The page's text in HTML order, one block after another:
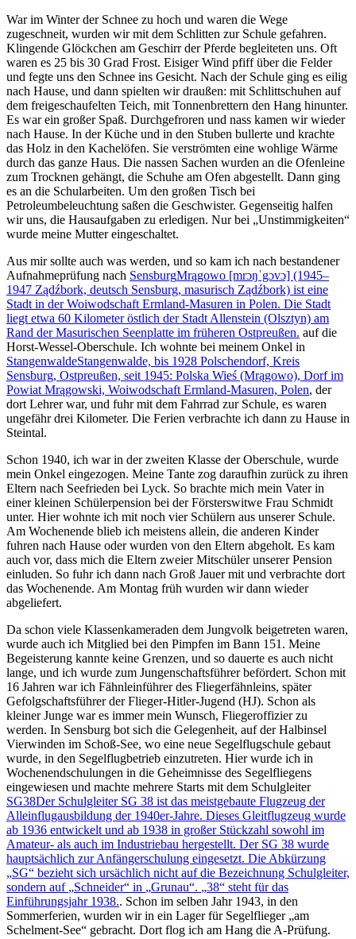
War im Winter der Schnee zu hoch und waren die Wege
zugeschneit, wurden wir mit dem Schlitten zur Schule gefahren.
Klingende Glöckchen am Geschirr der Pferde begleiteten uns. Oft
waren es 25 bis 30 Grad Frost. Eisiger Wind pfiff über die Felder
und fegte uns den Schnee ins Gesicht. Nach der Schule ging es eilig
nach Hause, und dann spielten wir draußen: mit Schlittschuhen auf
dem freigeschaufelten Teich, mit Tonnenbrettern den Hang hinunter.
Es war ein großer Spaß. Durchgefroren und nass kamen wir wieder
nach Hause. In der Küche und in den Stuben bullerte und krachte
das Holz in den Kachelöfen. Sie verströmten eine wohlige Wärme
durch das ganze Haus. Die nassen Sachen wurden an die Ofenleine
zum Trocknen gehängt, die Schuhe am Ofen abgestellt. Dann ging
es an die Schularbeiten. Um den großen Tisch bei
Petroleumbeleuchtung saßen die Geschwister. Gegenseitig halfen
wir uns, die Hausaufgaben zu erledigen. Nur bei
Unstimmigkeiten
wurde meine Mutter eingeschaltet.
Aus mir sollte auch was werden, und so kam ich nach bestandener
Aufnahmeprüfung nach SensburgMrągowo [mrɔŋˈgɔvɔ] (1945–
1947 Ządźbork, deutsch Sensburg, masurisch Ządźbork) ist eine
Stadt in der Woiwodschaft Ermland-Masuren in Polen. Die Stadt
liegt etwa 60 Kilometer östlich der Stadt Allenstein (Olsztyn) am
Rand der Masurischen Seenplatte im früheren Ostpreußen. auf die
Horst-Wessel-Oberschule. Ich wohnte bei meinem Onkel in
StangenwaldeStangenwalde, bis 1928 Polschendorf, Kreis
Sensburg, Ostpreußen, seit 1945: Polska Wieś (Mrągowo), Dorf im
Powiat Mrągowski, Woiwodschaft Ermland-Masuren, Polen, der
dort Lehrer war, und fuhr mit dem Fahrrad zur Schule, es waren
ungefähr drei Kilometer. Die Ferien verbrachte ich dann zu Hause in
Steintal.
Schon 1940, ich war in der zweiten Klasse der Oberschule, wurde
mein Onkel eingezogen. Meine Tante zog daraufhin zurück zu ihren
Eltern nach Seefrieden bei Lyck. So brachte mich mein Vater in
einer kleinen Schülerpension bei der Försterswitwe Frau Schmidt
unter. Hier wohnte ich mit noch vier Schülern aus unserer Schule.
Am Wochenende blieb ich meistens allein, die anderen Kinder
fuhren nach Hause oder wurden von den Eltern abgeholt. Es kam
auch vor, dass mich die Eltern zweier Mitschüler unserer Pension
einluden. So fuhr ich dann nach Groß Jauer mit und verbrachte dort
das Wochenende. Am Montag früh wurden wir dann wieder
abgeliefert.
Da schon viele Klassenkameraden dem Jungvolk beigetreten waren,
wurde auch ich Mitglied bei den Pimpfen im Bann 151. Meine
Begeisterung kannte keine Grenzen, und so dauerte es auch nicht
lange, und ich wurde zum Jungenschaftsführer befördert. Schon mit
16 Jahren war ich Fähnleinführer des Fliegerfähnleins, später
Gefolgschaftsführer der Flieger-Hitler-Jugend (HJ). Schon als
kleiner Junge war es immer mein Wunsch, Fliegeroffizier zu
werden. In Sensburg bot sich die Gelegenheit, auf der Halbinsel
Vierwinden im Schoß-See, wo eine neue Segelflugschule gebaut
wurde, in den Segelflugbetrieb einzutreten. Hier wurde ich in
Wochenendschulungen in die Geheimnisse des Segelfliegens
eingewiesen und machte mehrere Starts mit dem Schulgleiter
SG38Der Schulgleiter SG 38 ist das meistgebaute Flugzeug der
Alleinflugausbildung der 1940er-Jahre. Dieses Gleitflugzeug wurde
ab 1936 entwickelt und ab 1938 in großer Stückzahl sowohl im
Amateur- als auch im Industriebau hergestellt. Der SG 38 wurde
hauptsächlich zur Anfängerschulung eingesetzt. Die Abkürzung
SG
bezieht sich ursächlich nicht auf die Bezeichnung Schulgleiter,
sondern auf
Schneider in Grunau . 38
steht für das
Einführungsjahr 1938.. Schon im selben Jahr 1943, in den
Sommerferien, wurden wir in ein Lager für Segelflieger am
Schelment-See
gebracht. Dort flog ich am Hang die A-Prüfung.